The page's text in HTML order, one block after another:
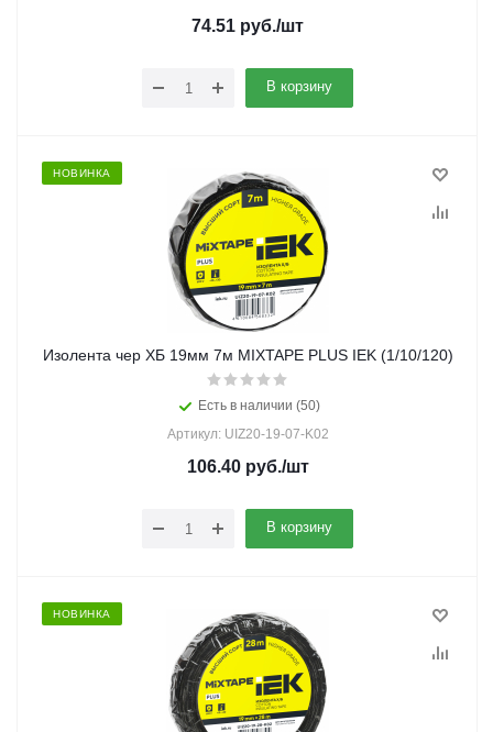
74.51 руб./шт
В корзину
НОВИНКА
Изолента чер ХБ 19мм 7м MIXTAPE PLUS IEK (1/10/120)
Есть в наличии (50)
Артикул: UIZ20-19-07-K02
106.40руб./шт
В корзину
НОВИНКА